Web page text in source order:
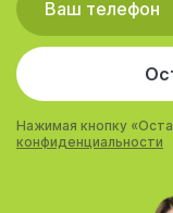
Нажимая кнопку
конфиденциальности